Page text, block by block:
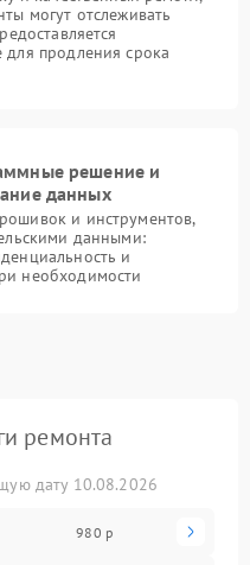
могут отслеживать
для продления срока
решение и
данных
и инструментов,
данными:
и
необходимости
ремонта
дату 10.08.2026
980 р